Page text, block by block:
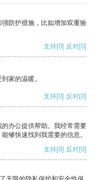
防护措施，比如增加双重验
支持[0] 反对[0]
家的温暖。
支持[0] 反对[0]
办公提供帮助。我经常需要
够快速找到我需要的信息。
支持[0] 反对[0]